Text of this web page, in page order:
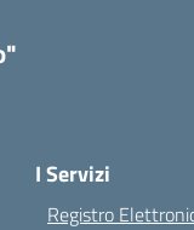
I Servizi
Registro